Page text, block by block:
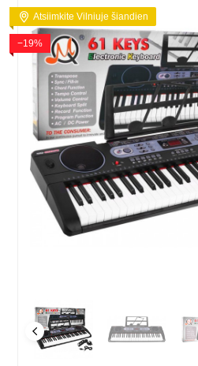
Atsiimkite Vilniuje šiandien
−19%